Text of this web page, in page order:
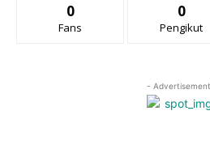
0
Fans
0
Pengikut
-